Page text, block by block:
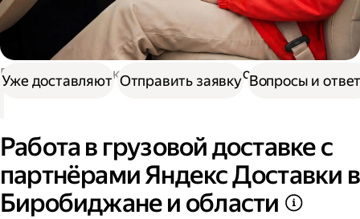
Работа в Доставке Работа в грузовой доставке
Работа в грузовой доставке с
партнёрами Яндекс Доставки в
Биробиджане и области
Уже доставляют Отправить заявку Вопросы и